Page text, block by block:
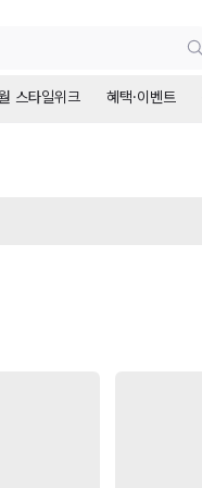
스타일위크 혜택·이벤트